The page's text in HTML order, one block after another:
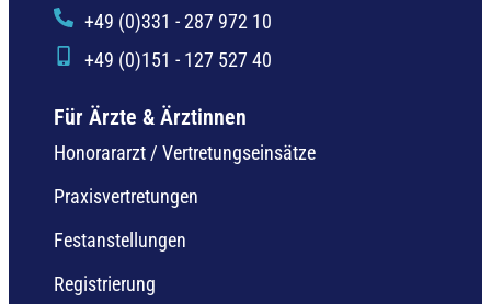
Für Ärzte & Ärztinnen
Honorararzt / Vertretungseinsätze
Praxisvertretungen
Festanstellungen
Registrierung
+49 (0)331 - 287 972 10
+49 (0)151 - 127 527 40